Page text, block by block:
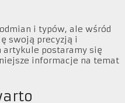
i typów, ale wśród
swoją precyzją i
artykule postaramy się
informacje na temat